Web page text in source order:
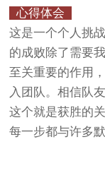
心得体会
这是一个个人挑
的成败除了需要
至关重要的作用
入团队。相信队
这个就是获胜的
每一步都与许多